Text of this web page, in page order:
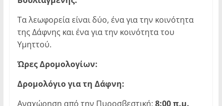
Τα λεωφορεία είναι δύο, ένα για την κοινότητα
της Δάφνης και ένα για την κοινότητα του
Υμηττού.
Ώρες Δρομολογίων:
Δρομολόγιο για τη Δάφνη:
Αναχώρηση από την Πυροσβεστική: 8:00 π.μ.